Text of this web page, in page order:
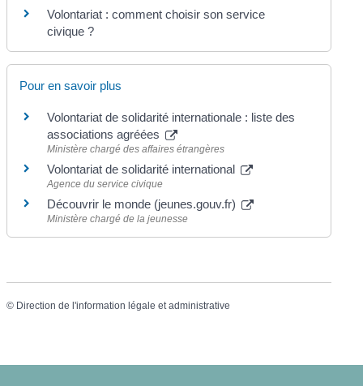
Volontariat : comment choisir son service
civique ?
Pour en savoir plus
Volontariat de solidarité internationale : liste des
associations agréées
Ministère chargé des affaires étrangères
Volontariat de solidarité international
Agence du service civique
Découvrir le monde (jeunes.gouv.fr)
Ministère chargé de la jeunesse
© Direction de l'information légale et administrative